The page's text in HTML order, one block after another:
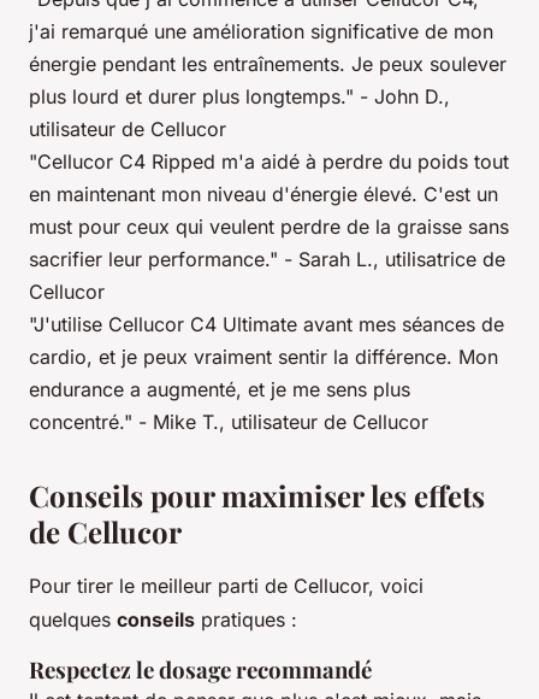
j'ai remarqué une amélioration significative de mon
énergie pendant les entraînements. Je peux soulever
plus lourd et durer plus longtemps." - John D.,
utilisateur de Cellucor
"Cellucor C4 Ripped m'a aidé à perdre du poids tout
en maintenant mon niveau d'énergie élevé. C'est un
must pour ceux qui veulent perdre de la graisse sans
sacrifier leur performance." - Sarah L., utilisatrice de
Cellucor
"J'utilise Cellucor C4 Ultimate avant mes séances de
cardio, et je peux vraiment sentir la différence. Mon
endurance a augmenté, et je me sens plus
concentré." - Mike T., utilisateur de Cellucor
Conseils pour maximiser les effets
de Cellucor
Pour tirer le meilleur parti de Cellucor, voici
quelques conseils pratiques :
Respectez le dosage recommandé